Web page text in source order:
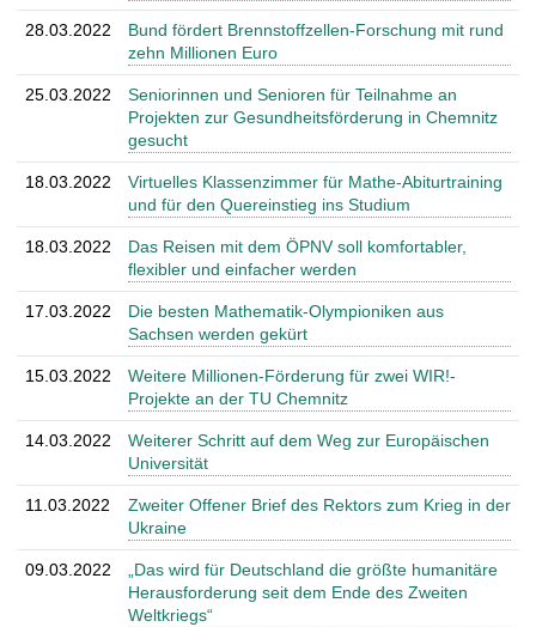
28.03.2022
Bund fördert Brennstoffzellen-Forschung mit rund
zehn Millionen Euro
25.03.2022
Seniorinnen und Senioren für Teilnahme an
Projekten zur Gesundheitsförderung in Chemnitz
gesucht
18.03.2022
Virtuelles Klassenzimmer für Mathe-Abiturtraining
und für den Quereinstieg ins Studium
18.03.2022
Das Reisen mit dem ÖPNV soll komfortabler,
flexibler und einfacher werden
17.03.2022
Die besten Mathematik-Olympioniken aus
Sachsen werden gekürt
15.03.2022
Weitere Millionen-Förderung für zwei WIR!-
Projekte an der TU Chemnitz
14.03.2022
Weiterer Schritt auf dem Weg zur Europäischen
Universität
11.03.2022
Zweiter Offener Brief des Rektors zum Krieg in der
Ukraine
09.03.2022
„Das wird für Deutschland die größte humanitäre
Herausforderung seit dem Ende des Zweiten
Weltkriegs“